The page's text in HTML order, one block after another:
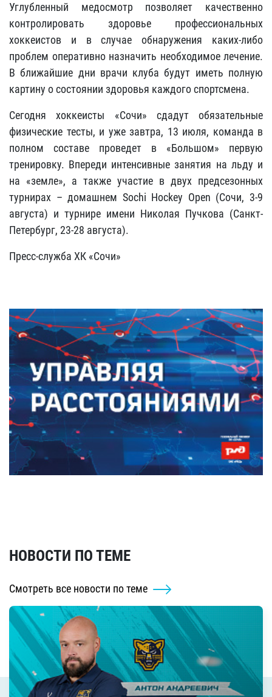
Углубленный медосмотр позволяет качественно
контролировать здоровье профессиональных
хоккеистов и в случае обнаружения каких-либо
проблем оперативно назначить необходимое лечение.
В ближайшие дни врачи клуба будут иметь полную
картину о состоянии здоровья каждого спортсмена.
Сегодня хоккеисты «Сочи» сдадут обязательные
физические тесты, и уже завтра, 13 июля, команда в
полном составе проведет в «Большом» первую
тренировку. Впереди интенсивные занятия на льду и
на «земле», а также участие в двух предсезонных
турнирах – домашнем Sochi Hockey Open (Сочи, 3-9
августа) и турнире имени Николая Пучкова (Санкт-
Петербург, 23-28 августа).
Пресс-служба ХК «Сочи»
НОВОСТИ ПО ТЕМЕ
Смотреть все новости по теме